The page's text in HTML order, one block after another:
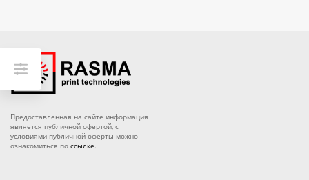
Предоставленная на сайте информация
является публичной офертой, с
условиями публичной оферты можно
ознакомиться по ссылке.